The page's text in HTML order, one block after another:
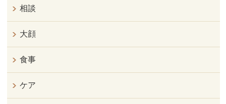
相談
大顔
食事
ケア